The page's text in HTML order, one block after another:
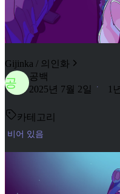
Gijinka / 의인화
공
공백
2025년 7월 2일
1
카테고리
비어 있음